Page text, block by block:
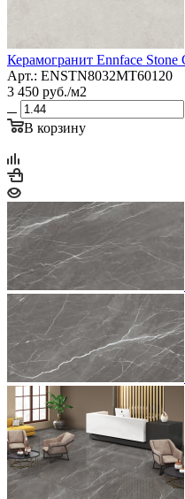
Керамогранит Ennface
Арт.: ENSTN8032MT60120
3 450 руб./м2
В корзину